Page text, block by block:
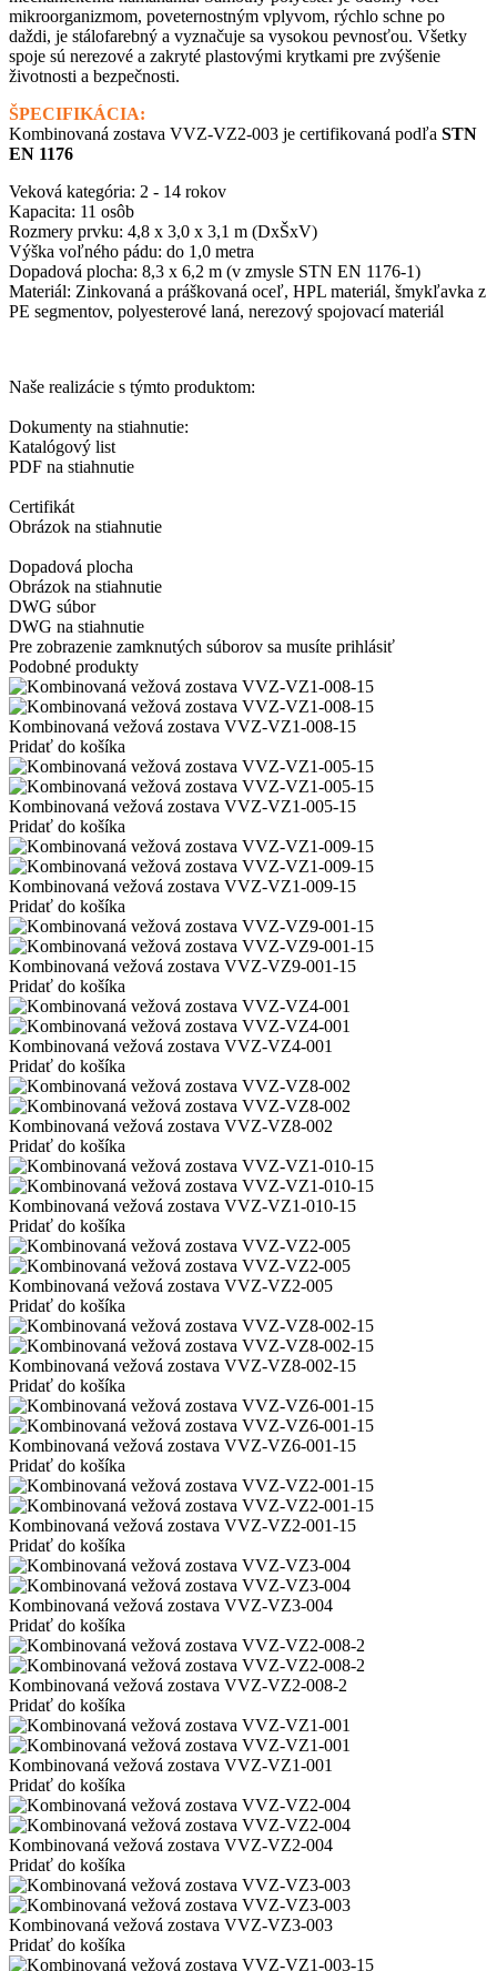
mikroorganizmom, poveternostným vplyvom, rýchlo schne po
daždi, je stálofarebný a vyznačuje sa vysokou pevnosťou. Všetky
spoje sú nerezové a zakryté plastovými krytkami pre zvýšenie
životnosti a bezpečnosti.
ŠPECIFIKÁCIA:
Kombinovaná zostava VVZ-VZ2-003 je certifikovaná podľa STN
EN 1176
Veková kategória: 2 - 14 rokov
Kapacita: 11 osôb
Rozmery prvku: 4,8 x 3,0 x 3,1 m (DxŠxV)
Výška voľného pádu: do 1,0 metra
Dopadová plocha: 8,3 x 6,2 m (v zmysle STN EN 1176-1)
Materiál: Zinkovaná a práškovaná oceľ, HPL materiál, šmykľavka z
PE segmentov, polyesterové laná, nerezový spojovací materiál
Naše realizácie s týmto produktom:
Dokumenty na stiahnutie:
Katalógový list
PDF na stiahnutie
Certifikát
Obrázok na stiahnutie
Dopadová plocha
Obrázok na stiahnutie
DWG súbor
DWG na stiahnutie
Pre zobrazenie zamknutých súborov sa musíte prihlásiť
Podobné produkty
Kombinovaná vežová zostava VVZ-VZ1-008-15
Pridať do košíka
Kombinovaná vežová zostava VVZ-VZ1-005-15
Pridať do košíka
Kombinovaná vežová zostava VVZ-VZ1-009-15
Pridať do košíka
Kombinovaná vežová zostava VVZ-VZ9-001-15
Pridať do košíka
Kombinovaná vežová zostava VVZ-VZ4-001
Pridať do košíka
Kombinovaná vežová zostava VVZ-VZ8-002
Pridať do košíka
Kombinovaná vežová zostava VVZ-VZ1-010-15
Pridať do košíka
Kombinovaná vežová zostava VVZ-VZ2-005
Pridať do košíka
Kombinovaná vežová zostava VVZ-VZ8-002-15
Pridať do košíka
Kombinovaná vežová zostava VVZ-VZ6-001-15
Pridať do košíka
Kombinovaná vežová zostava VVZ-VZ2-001-15
Pridať do košíka
Kombinovaná vežová zostava VVZ-VZ3-004
Pridať do košíka
Kombinovaná vežová zostava VVZ-VZ2-008-2
Pridať do košíka
Kombinovaná vežová zostava VVZ-VZ1-001
Pridať do košíka
Kombinovaná vežová zostava VVZ-VZ2-004
Pridať do košíka
Kombinovaná vežová zostava VVZ-VZ3-003
Pridať do košíka